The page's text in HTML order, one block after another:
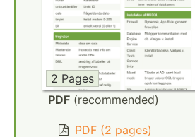
2 Pages
PDF (recommended)
PDF (2 pages)